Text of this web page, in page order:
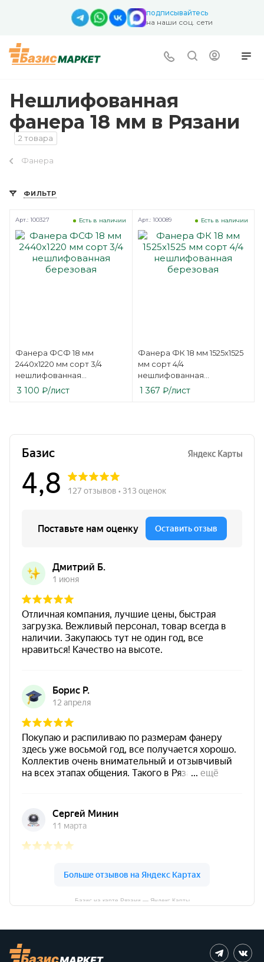
подписывайтесь
на наши соц. сети
Нешлифованная
фанера 18 мм в Рязани
2 товара
Фанера
ФИЛЬТР
Фанера ФСФ 18 мм
2440х1220 мм сорт 3/4
нешлифованная
березовая
Есть в наличии
Арт.: 100327
3 100 ₽/лист
Фанера ФК 18 мм 1525х1525
мм сорт 4/4
нешлифованная
березовая
Есть в наличии
Арт.: 100089
1 367 ₽/лист
Базис на карте Рязани — Яндекс Карты